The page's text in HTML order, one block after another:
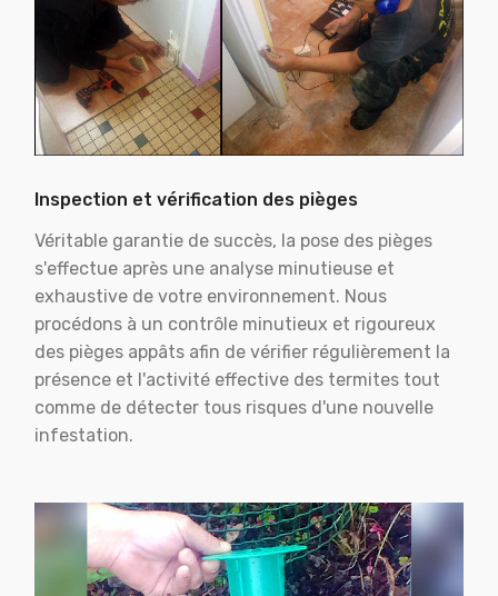
Inspection et vérification des pièges
Véritable garantie de succès, la pose des pièges
s'effectue après une analyse minutieuse et
exhaustive de votre environnement. Nous
procédons à un contrôle minutieux et rigoureux
des pièges appâts afin de vérifier régulièrement la
présence et l'activité effective des termites tout
comme de détecter tous risques d'une nouvelle
infestation.